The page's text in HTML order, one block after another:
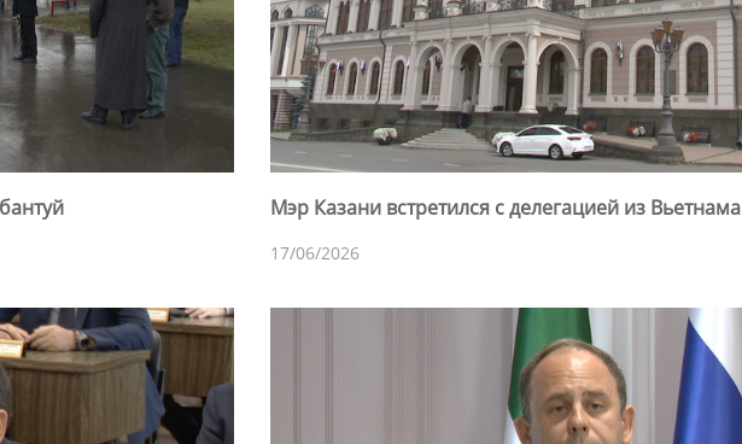
Мэр Казани встретился с делегацией из Вьетнама
17/06/2026